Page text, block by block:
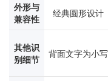
外形与
兼容性
经典圆形设计
其他识
别细节
背面文字为小写